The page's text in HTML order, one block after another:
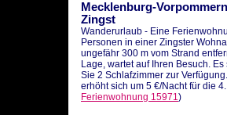
Mecklenburg-Vorpommern
Zingst
Wanderurlaub - Eine
Personen in einer Zingster
ungefähr 300 m vom Strand
Lage, wartet auf Ihren Besuch. Es
Sie 2 Schlafzimmer zur
erhöht sich um 5 €/Nacht für die
Ferienwohnung 15971)